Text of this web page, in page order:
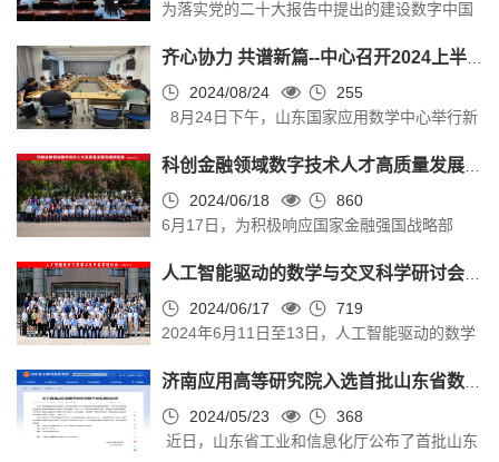
南市中小企业公共服务中心的业务范畴和目前
开展的示范性工作。他表示，在数字化...
据资源开放共享及创新应用方面将发挥重要作
致力于数学与多学科的交叉融合研究，尤其在
大数据处理、智能算法开发等方面取得了一些
成果。此次入选公共数据授权运营单位，不仅
为研究院提供了丰富的数据资源，更开...
为落实党的二十大报告中提出的建设数字中国
力资源和社会保障厅先后出台培养数字技术技
能人才的实施方案，顶层设计系统推进开展“数
字技术工程师培育项目”，主要围绕智能制造、
培养一批高水平、创新型数字技术人才。9月
11日上午，山东大学首期“数字技术工程师培育
项目大数据工程技术（初级）培训班”在聊城正
式开班。山东大学继续教育学院副...
2024/08/24
255
8月24日下午，山东国家应用数学中心举行新
项目组以及合作企业（以下简称“各团队”）的
27位负责人参会，共同总结2024年上半年工
作，指出下半年工作面临的挑战，制定新学期
授首先对各团队上半年以来为中心发展所做出
的努力表示肯定，他强调在当前复杂外部环境
下，中心和各个团队都将面临压力和考验，各
团队要紧盯目标和计划。他呼吁各团队...
2024/06/18
860
6月17日，为积极响应国家金融强国战略部
人社部指导下，由山东省人社厅和济南市人民
政府主办，山东大学和济南市人社局承办的“科
创金融领域数字技术人才高质量发展高级研修
届全国政协副主席、全球发展智库（武汉大
学）首席专家、著名经济学家辜胜阻，中科院
院士、中俄数学中心主任、北京大学博雅讲席
2024/06/17
719
2024年6月11日至13日，人工智能驱动的数学
研讨会由中国科学院国家数学与交叉科学中心
（以下简称交叉中心）和山东国家应用数学中
心（以下简称应用数学中心）主办。大会主题
2024/05/23
368
近日，山东省工业和信息化厅公布了首批山东